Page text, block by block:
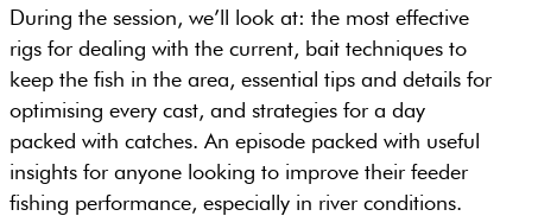
During the session, we’ll look at: the most effective
rigs for dealing with the current, bait techniques to
keep the fish in the area, essential tips and details for
optimising every cast, and strategies for a day
packed with catches. An episode packed with useful
insights for anyone looking to improve their feeder
fishing performance, especially in river conditions.